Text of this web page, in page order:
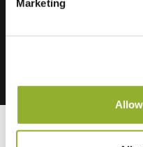
Marketing